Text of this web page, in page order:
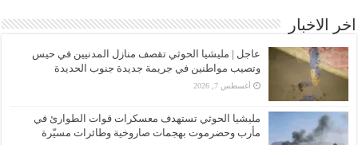
اخر الاخبار
عاجل | مليشيا الحوثي تقصف منازل المدنيين في حيس
وتصيب مواطنين في جريمة جديدة جنوب الحديدة
أغسطس 7, 2026
مليشيا الحوثي تستهدف معسكرات قوات الطوارئ في
مأرب وحضرموت بهجمات صاروخية وطائرات مسيّرة